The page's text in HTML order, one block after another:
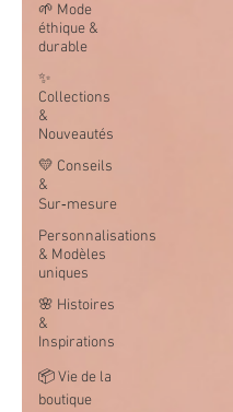
🌱 Mode
éthique &
durable
✨
Collections
&
Nouveautés
💛 Conseils
&
Sur‑mesure
Personnalisations
& Modèles
uniques
🌸 Histoires
&
Inspirations
📦 Vie de la
boutique